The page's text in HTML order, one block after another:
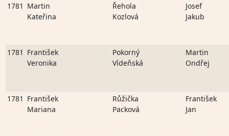
1781 Martin
Kateřina
Řehola
Kozlová
Josef
Jakub
1781 František
Veronika
Pokorný
Vídeňská
Martin
Ondřej
1781 František
Mariana
Růžička
Packová
František
Jan